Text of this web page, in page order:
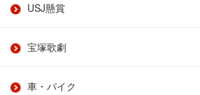
USJ懸賞
宝塚歌劇
車・バイク